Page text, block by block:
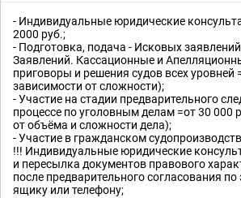
- Индивидуальные юридические
2000 руб.;
- Подготовка, подача - Исковых
Заявлений. Кассационные и
приговоры и решения судов всех уровней
зависимости от сложности);
- Участие на стадии предварительного
процессе по уголовным делам =от 30 000
от объёма и сложности дела);
- Участие в гражданском
!!! Индивидуальные юридические
и пересылка документов правового
после предварительного согласования
ящику или телефону;